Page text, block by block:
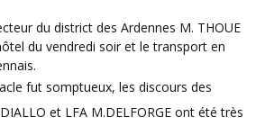
du vendredi soir et le transport en
fut somptueux, les discours des
et LFA M.DELFORGE ont été très